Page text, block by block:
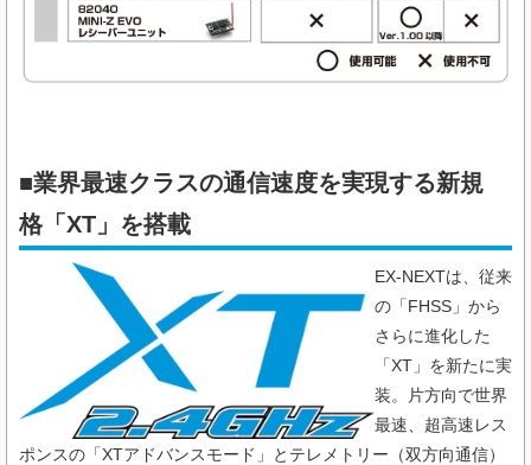
■業界最速クラスの通信速度を実現する新規
格「XT」を搭載
EX-NEXTは、従来
の「FHSS」から
さらに進化した
「XT」を新たに実
装。片方向で世界
最速、超高速レス
ポンスの「XTアドバンスモード」とテレメトリー（双方向通信）